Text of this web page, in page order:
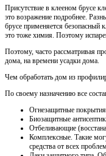
Присутствие в клееном брусе
это возражение подробнее.
брусе применяется безопасный
это тоже химия. Поэтому
Поэтому, часто рассматривая
дома, на времени усадки дома.
Чем обработать дом из
По своему назначению все
Огнезащитные
Биозащитные
Отбеливающие
Комплексные. Такие
средства от всех